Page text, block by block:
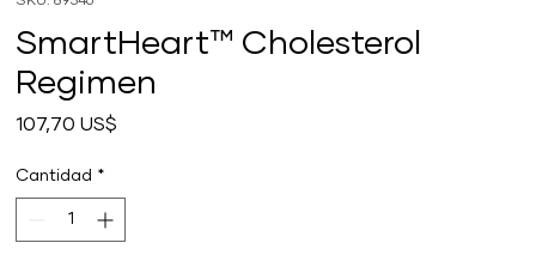
SmartHeart™ Cholesterol
Regimen
107,70 US$
Cantidad *